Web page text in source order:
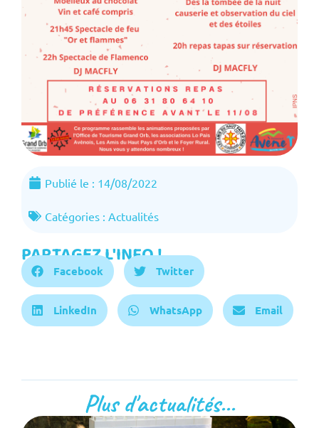
Publié le : 14/08/2022
Catégories : Actualités
PARTAGEZ L'INFO !
Facebook Twitter
LinkedIn WhatsApp Email
Plus d'actualités...